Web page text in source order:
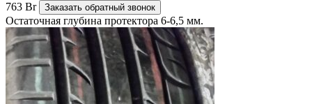
763 Br Заказать обратный звонок
Остаточная глубина протектора 6-6,5 мм.